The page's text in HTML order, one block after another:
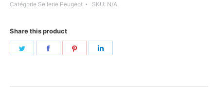
Catégorie Sellerie Peugeot SKU: N/A
Share this product
Share
Share